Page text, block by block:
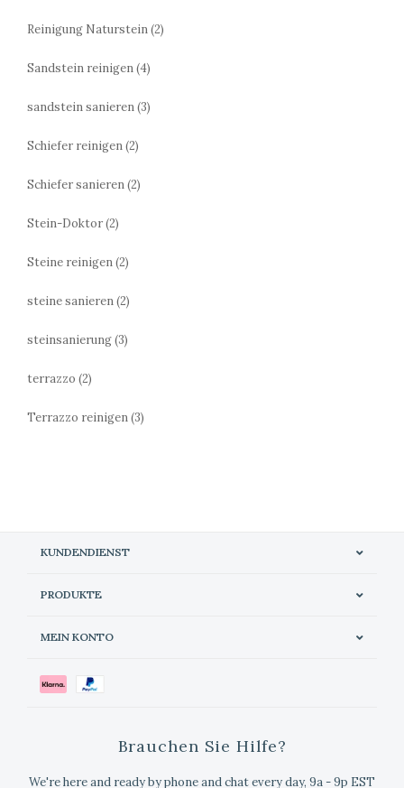
Reinigung Naturstein(2)
Sandstein reinigen(4)
sandstein sanieren(3)
Schiefer reinigen(2)
Schiefer sanieren(2)
Stein-Doktor(2)
Steine reinigen(2)
steine sanieren(2)
steinsanierung(3)
terrazzo (2)
Terrazzo reinigen(3)
KUNDENDIENST
PRODUKTE
MEIN KONTO
Brauchen Sie Hilfe?
We're here and ready by phone and chat every day, 9a - 9p EST